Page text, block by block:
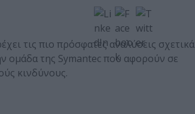
τις πιο πρόσφατες αναλύσεις σχετικά
ομάδα της Symantec που αφορούν σε
κινδύνους.